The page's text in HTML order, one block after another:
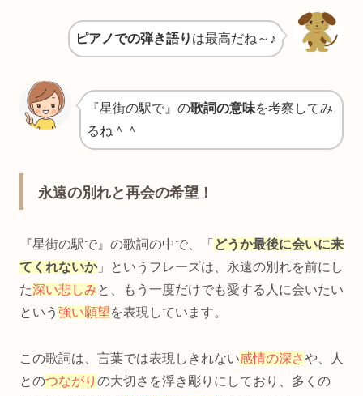
ピアノでの弾き語り は最高だね～♪
『星街の駅で』の歌詞の意味を考察してみ
るね＾＾
永遠の別れと再会の希望！
『星街の駅で』の歌詞の中で、「 どうか最後に会いに来
てくれないか」というフレーズは、永遠の別れを前にし
た深い悲しみと、もう一度だけでも愛する人に会いたい
という 強い願望を表現しています。
この歌詞は、言葉では表現しきれない感情の深さや、人
とのつながり の大切さを浮き彫りにしており、多くの